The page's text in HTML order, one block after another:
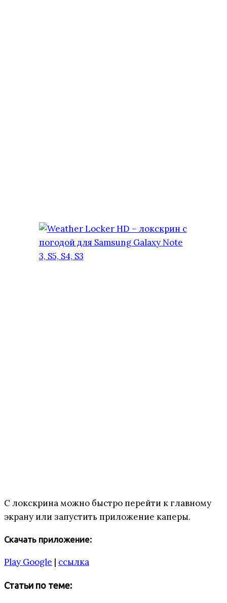
С локскрина можно быстро перейти к главному
экрану или запустить приложение каперы.
Скачать приложение:
Play Google | ссылка
Статьи по теме: